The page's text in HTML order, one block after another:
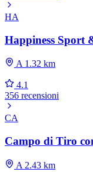
HA
Happiness Sport
A 1.32 km
4.1
356 recensioni
CA
Campo di Tiro
A 2.43 km